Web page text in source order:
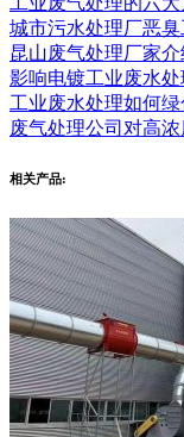
城市污水处理厂恶
昆山废气处理厂家
影响电镀工业废水
工业废水处理如何
废气处理公司对高
相关产品: